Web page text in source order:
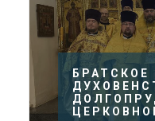
БРАТСКОЕ